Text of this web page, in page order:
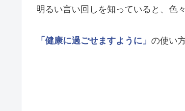
明るい言い回しを知っていると、色
「健康に過ごせますように」 の使い